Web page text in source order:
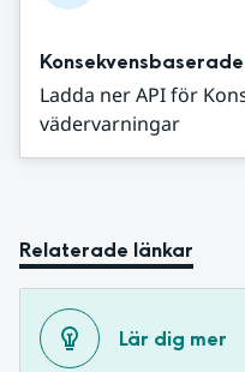
Ladda ner API för
vädervarningar
Relaterade länkar
Lär dig mer